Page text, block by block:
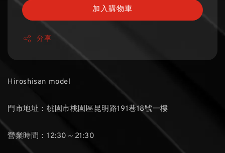
加入購物車
分享
Hiroshisan model
門市地址：桃園市桃園區昆明路191巷18號一樓
營業時間：12:30～21:30